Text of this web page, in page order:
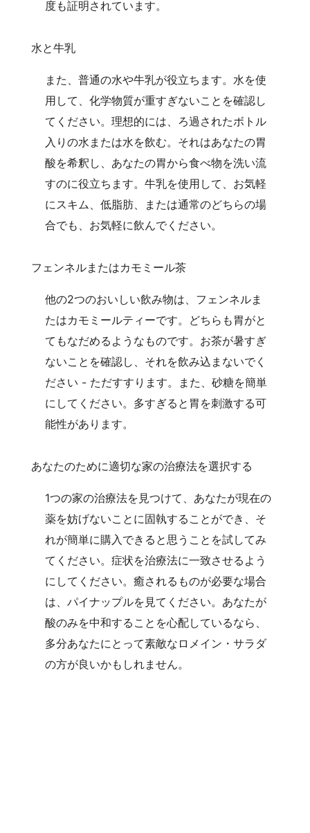
度も証明されています。
水と牛乳
また、普通の水や牛乳が役立ちます。水を使
用して、化学物質が重すぎないことを確認し
てください。理想的には、ろ過されたボトル
入りの水または水を飲む。それはあなたの胃
酸を希釈し、あなたの胃から食べ物を洗い流
すのに役立ちます。牛乳を使用して、お気軽
にスキム、低脂肪、または通常のどちらの場
合でも、お気軽に飲んでください。
フェンネルまたはカモミール茶
他の2つのおいしい飲み物は、フェンネルま
たはカモミールティーです。どちらも胃がと
てもなだめるようなものです。お茶が暑すぎ
ないことを確認し、それを飲み込まないでく
ださい - ただすすります。また、砂糖を簡単
にしてください。多すぎると胃を刺激する可
能性があります。
あなたのために適切な家の治療法を選択する
1つの家の治療法を見つけて、あなたが現在の
薬を妨げないことに固執することができ、そ
れが簡単に購入できると思うことを試してみ
てください。症状を治療法に一致させるよう
にしてください。癒されるものが必要な場合
は、パイナップルを見てください。あなたが
酸のみを中和することを心配しているなら、
多分あなたにとって素敵なロメイン・サラダ
の方が良いかもしれません。